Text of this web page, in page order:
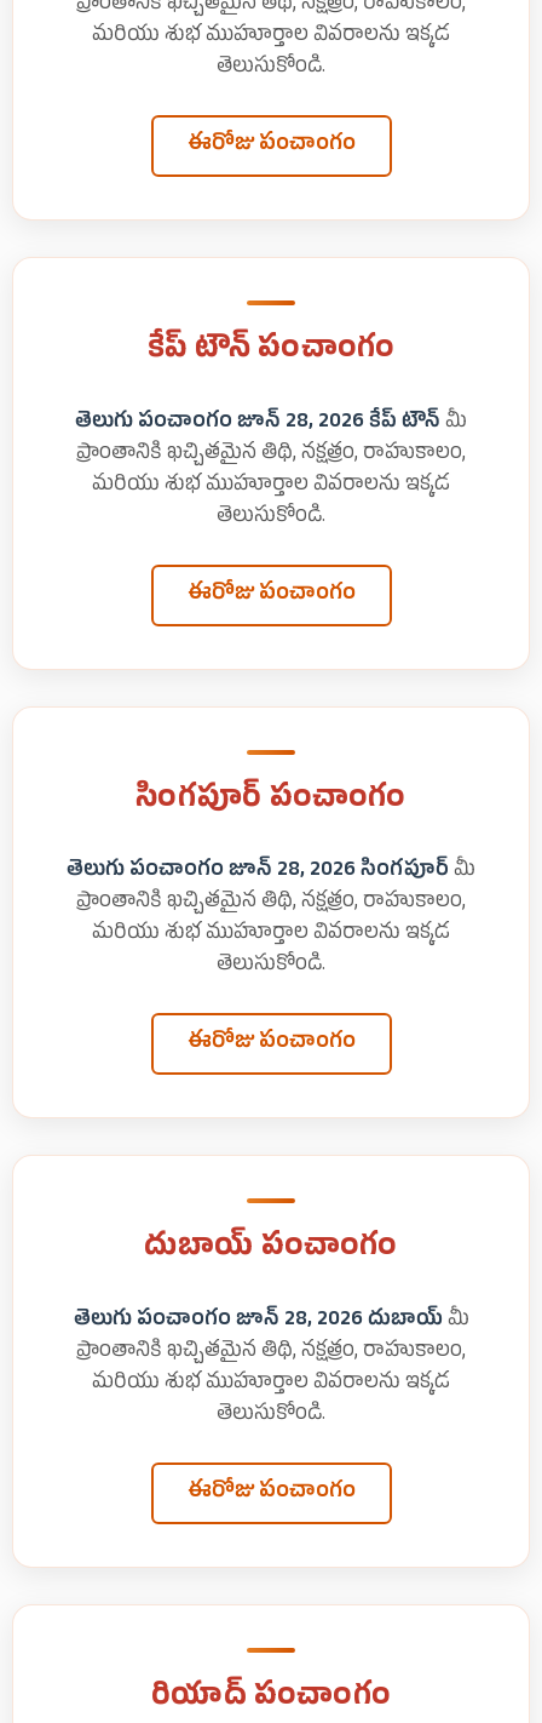
మరియు శుభ ముహూర్తాల వివరాలను ఇక్కడ
తెలుసుకోండి.
ఈరోజు పంచాంగం
కేప్ టౌన్ పంచాంగం
తెలుగు పంచాంగం జూన్ 28, 2026 కేప్ టౌన్ మీ
ప్రాంతానికి ఖచ్చితమైన తిథి, నక్షత్రం, రాహుకాలం,
మరియు శుభ ముహూర్తాల వివరాలను ఇక్కడ
తెలుసుకోండి.
ఈరోజు పంచాంగం
సింగపూర్ పంచాంగం
తెలుగు పంచాంగం జూన్ 28, 2026 సింగపూర్ మీ
ప్రాంతానికి ఖచ్చితమైన తిథి, నక్షత్రం, రాహుకాలం,
మరియు శుభ ముహూర్తాల వివరాలను ఇక్కడ
తెలుసుకోండి.
ఈరోజు పంచాంగం
దుబాయ్ పంచాంగం
తెలుగు పంచాంగం జూన్ 28, 2026 దుబాయ్ మీ
ప్రాంతానికి ఖచ్చితమైన తిథి, నక్షత్రం, రాహుకాలం,
మరియు శుభ ముహూర్తాల వివరాలను ఇక్కడ
తెలుసుకోండి.
ఈరోజు పంచాంగం
రియాద్ పంచాంగం